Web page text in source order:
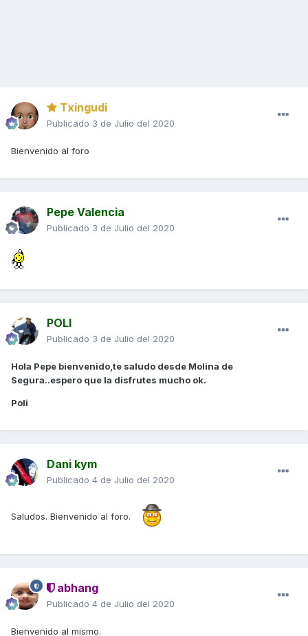
Txingudi
Publicado 3 de Julio del 2020
Bienvenido al foro
Pepe Valencia
Publicado 3 de Julio del 2020
POLI
Publicado 3 de Julio del 2020
Hola Pepe bienvenido,te saludo desde Molina de
Segura..espero que la disfrutes mucho ok.
Poli
Dani kym
Publicado 4 de Julio del 2020
Saludos. Bienvenido al foro.
abhang
Publicado 4 de Julio del 2020
Bienvenido al mismo.